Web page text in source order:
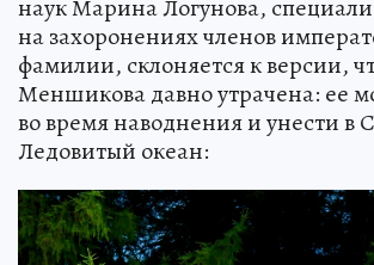
наук Марина Логунова,
на захоронениях членов
фамилии, склоняется к версии,
Меншикова давно утрачена: ее
во время наводнения и унести в
Ледовитый океан: